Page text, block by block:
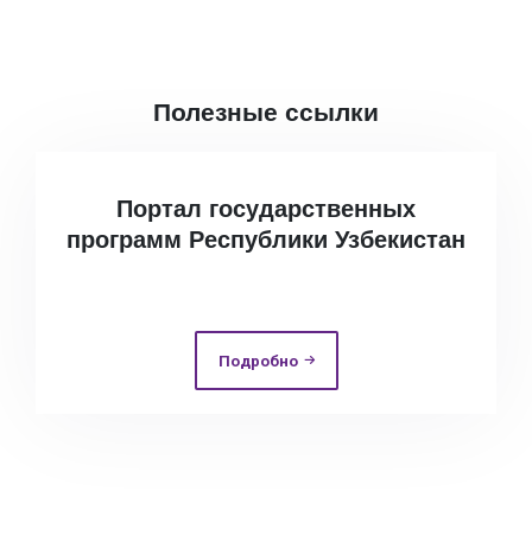
Полезные ссылки
Портал государственных
программ Республики Узбекистан
Подробно